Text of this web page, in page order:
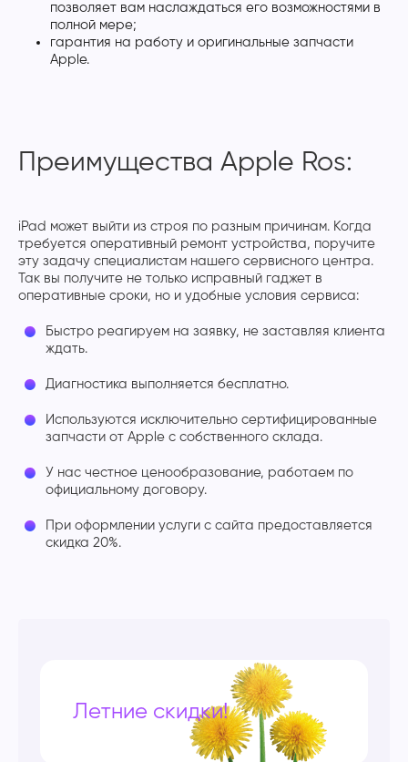
позволяет вам наслаждаться его возможностями в
полной мере;
гарантия на работу и оригинальные запчасти
Apple.
Преимущества Apple Ros:
iPad может выйти из строя по разным причинам. Когда
требуется оперативный ремонт устройства, поручите
эту задачу специалистам нашего сервисного центра.
Так вы получите не только исправный гаджет в
оперативные сроки, но и удобные условия сервиса:
Быстро реагируем на заявку, не заставляя клиента
ждать.
Диагностика выполняется бесплатно.
Используются исключительно сертифицированные
запчасти от Apple с собственного склада.
У нас честное ценообразование, работаем по
официальному договору.
При оформлении услуги с сайта предоставляется
скидка 20%.
Летние скидки!